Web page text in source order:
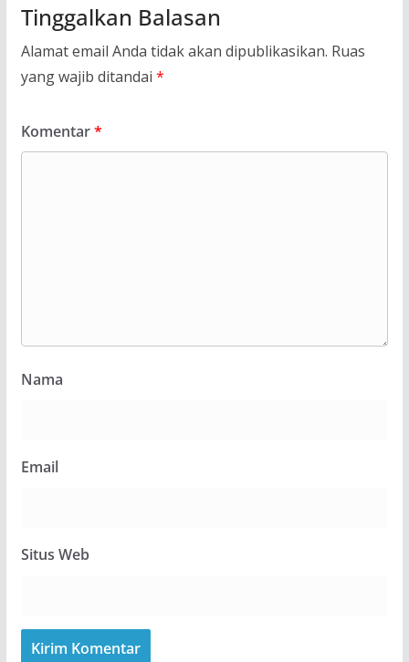
Tinggalkan Balasan
Alamat email Anda tidak akan dipublikasikan. Ruas
yang wajib ditandai *
Komentar*
Nama
Email
Situs Web